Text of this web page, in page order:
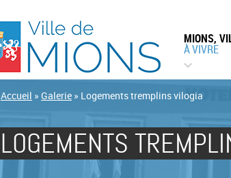
MIONS,
À VIVRE
Accueil » Galerie » Logements tremplins vilogia
LOGEMENTS